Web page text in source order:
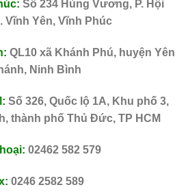
Số 234 Hùng Vương, P. Hội
Vĩnh Yên, Vĩnh Phúc
QL10 xã Khánh Phú, huyện Yên
Ninh Bình
Số 326, Quốc lộ 1A, Khu phố 3,
thành phố Thủ Đức, TP HCM
02462 582 579
0246 2582 589